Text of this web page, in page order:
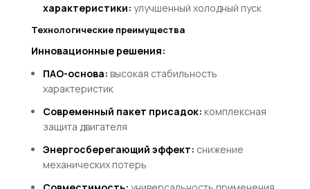
характеристики: улучшенный холодный пуск
Технологические преимущества
Инновационные решения:
ПАО-основа: высокая стабильность
характеристик
Современный пакет присадок: комплексная
защита двигателя
Энергосберегающий эффект: снижение
механических потерь